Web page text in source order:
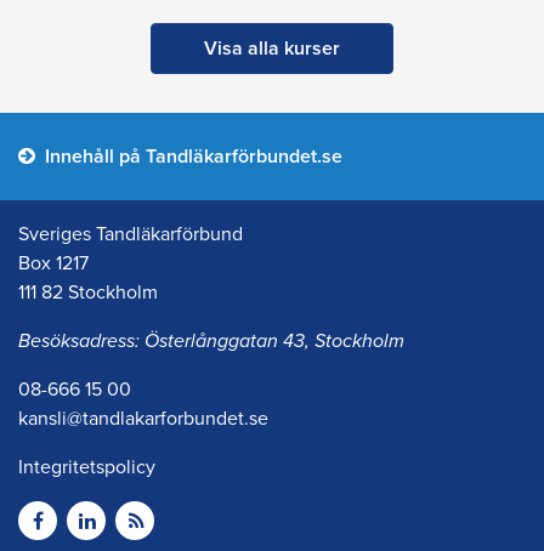
Visa alla kurser
Innehåll på Tandläkarförbundet.se
Sveriges Tandläkarförbund
Box 1217
111 82 Stockholm
Besöksadress: Österlånggatan 43, Stockholm
08-666 15 00
kansli@tandlakarforbundet.se
Integritetspolicy